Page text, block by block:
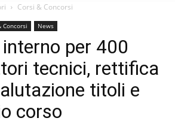
Corsi & Concorsi
Concorsi News
per 400
tecnici, rettifica
titoli e
corso